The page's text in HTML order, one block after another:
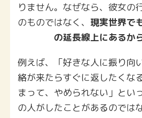
りません。なぜなら、彼女の
のものではなく、 現実世界で
の延長線上にあるか
例えば、「好きな人に振り向
絡が来たらすぐに返したくな
まって、やめられない」とい
の人がしたことがあるのでは